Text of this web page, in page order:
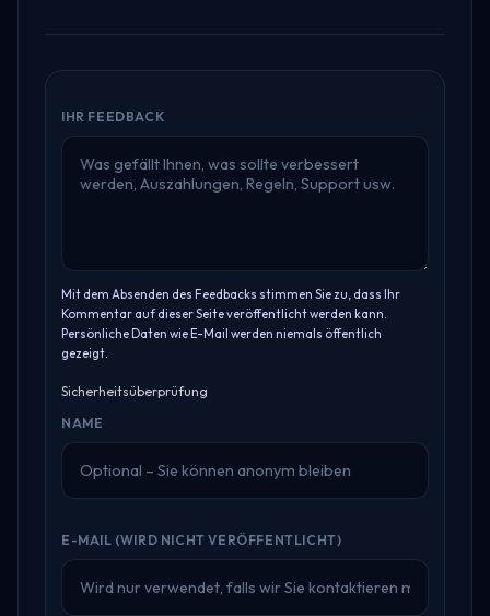
IHR FEEDBACK
Mit dem Absenden des Feedbacks stimmen Sie zu, dass Ihr
Kommentar auf dieser Seite veröffentlicht werden kann.
Persönliche Daten wie E-Mail werden niemals öffentlich
gezeigt.
Sicherheitsüberprüfung
NAME
E-MAIL (WIRD NICHT VERÖFFENTLICHT)